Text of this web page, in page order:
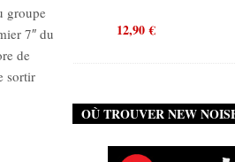
groupe
7″ du
de
sortir
OÙ TROUVER NEW